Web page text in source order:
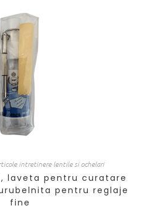
intretinere lentile si ochelari
laveta pentru curatare
pentru reglaje
fine